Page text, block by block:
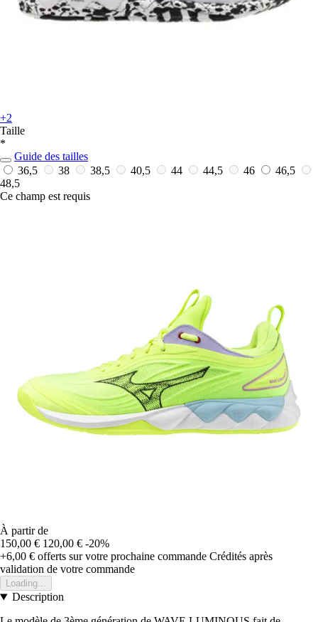
+2
Taille
*
Guide des tailles
36,5
38 38,5 40,5 44 44,5 46
46,5
48,5
Ce champ est requis
À partir de
150,00 € 120,00 € -20%
+6,00 € offerts sur votre prochaine commande Crédités après
validation de votre commande
Loading...
Description